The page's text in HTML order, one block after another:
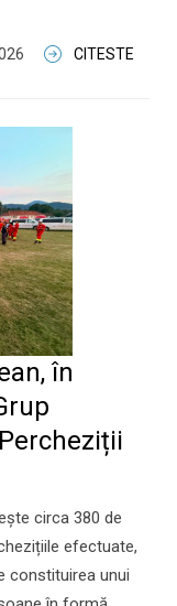
CITESTE
în
circa 380 de
efectuate,
constituirea unui